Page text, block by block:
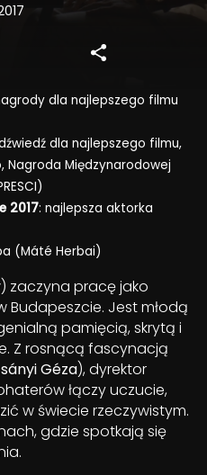
dla najlepszego filmu
dla najlepszego filmu,
Nagroda Międzynarodowej
2017: najlepsza aktorka
(Máté Herbai)
) zaczyna pracę jako
Budapeszcie. Jest młodą
pamięcią, skrytą i
Z rosnącą fascynacją
Géza), dyrektor
łączy uczucie,
w świecie rzeczywistym.
gdzie spotkają się